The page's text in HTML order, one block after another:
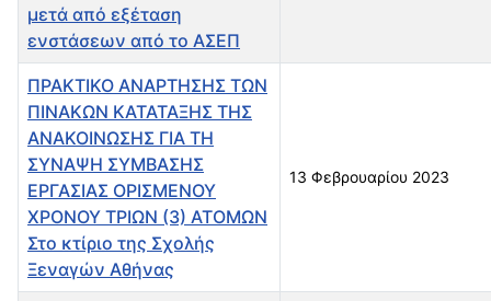
μετά από εξέταση
ενστάσεων από το ΑΣΕΠ
ΠΡΑΚΤΙΚΟ ΑΝΑΡΤΗΣΗΣ ΤΩΝ
ΠΙΝΑΚΩΝ ΚΑΤΑΤΑΞΗΣ ΤΗΣ
ΑΝΑΚΟΙΝΩΣΗΣ ΓΙΑ ΤΗ
ΣΥΝΑΨΗ ΣΥΜΒΑΣΗΣ
ΕΡΓΑΣΙΑΣ ΟΡΙΣΜΕΝΟΥ
ΧΡΟΝΟΥ ΤΡΙΩΝ (3) ΑΤΟΜΩΝ
Στο κτίριο της Σχολής
Ξεναγών Αθήνας
13 Φεβρουαρίου 2023